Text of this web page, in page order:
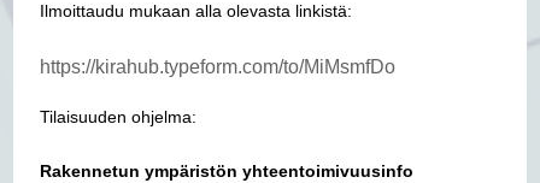
Ilmoittaudu mukaan alla olevasta linkistä:
https://kirahub.typeform.com/to/MiMsmfDo
Tilaisuuden ohjelma:
Rakennetun ympäristön yhteentoimivuusinfo